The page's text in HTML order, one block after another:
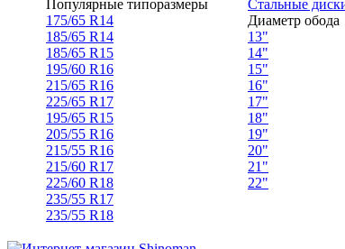
Популярные типоразмеры
175/65 R14
185/65 R14
185/65 R15
195/60 R16
215/65 R16
225/65 R17
195/65 R15
205/55 R16
215/55 R16
215/60 R17
225/60 R18
235/55 R17
235/55 R18
Стальные
Диаметр обода
13"
14"
15"
16"
17"
18"
19"
20"
21"
22"